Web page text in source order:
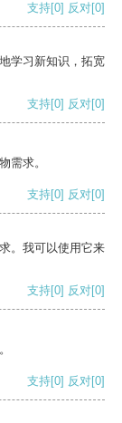
支持[0] 反对[0]
学习新知识，拓宽
支持[0] 反对[0]
需求。
支持[0] 反对[0]
。我可以使用它来
支持[0] 反对[0]
支持[0] 反对[0]